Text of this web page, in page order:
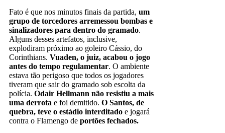
Fato é que nos minutos finais da partida, um
grupo de torcedores arremessou bombas e
sinalizadores para dentro do gramado.
Alguns desses artefatos, inclusive,
explodiram próximo ao goleiro Cássio, do
Corinthians. Vuaden, o juiz, acabou o jogo
antes do tempo regulamentar. O ambiente
estava tão perigoso que todos os jogadores
tiveram que sair do gramado sob escolta da
polícia. Odair Hellmann não resistiu a mais
uma derrota e foi demitido. O Santos, de
quebra, teve o estádio interditado e jogará
contra o Flamengo de portões fechados.